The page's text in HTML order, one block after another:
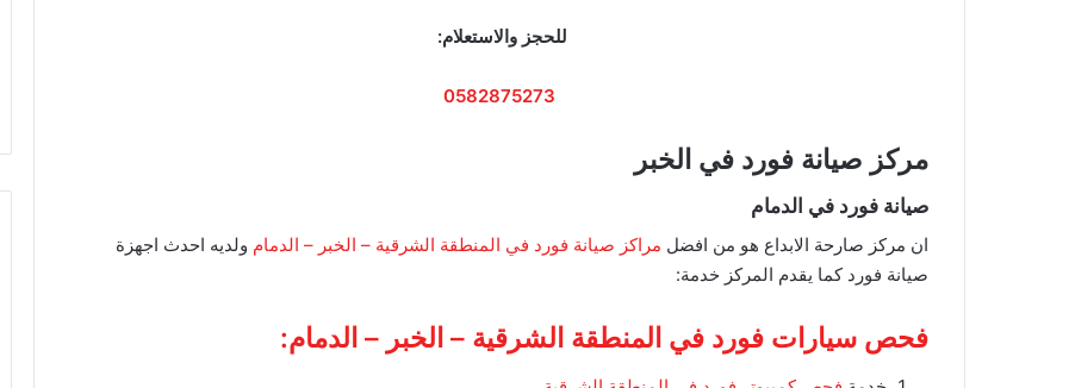
للحجز والاستعلام:
0582875273
مركز صيانة فورد في الخبر
صيانة فورد في الدمام
ان مركز صارحة الابداع هو من افضل مراكز صيانة فورد في المنطقة الشرقية – الخبر – الدمام ولديه احدث اجهزة
صيانة فورد كما يقدم المركز خدمة:
فحص سيارات فورد في المنطقة الشرقية – الخبر – الدمام: